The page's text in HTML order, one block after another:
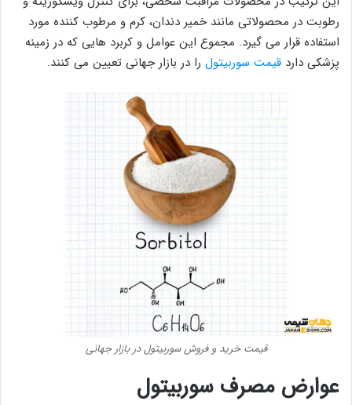
رطوبت در محصولاتی مانند خمیر دندان، کرم و مرطوب کننده مورد
استفاده قرار می گیرد. مجموع این عوامل و کربرد هایی که در زمینه
پزشکی دارد قیمت سوربیتول را در بازار جهانی تعیین می کنند.
قیمت خرید و فروش سوربیتول در بازار جهانی
عوارض مصرف سوربیتول